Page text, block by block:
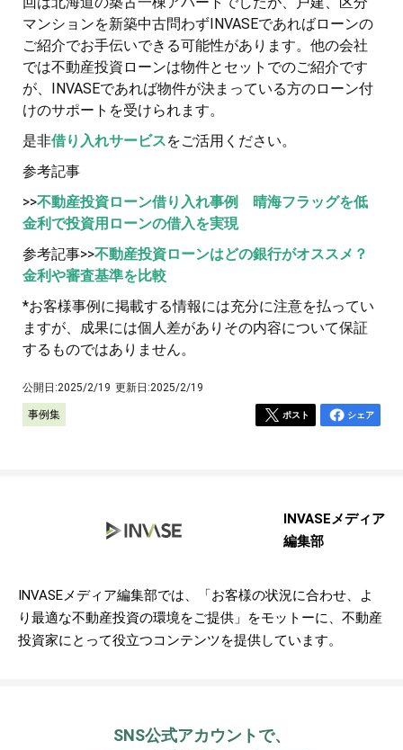
マンションを新築中古問わずINVASEであればローンの
ご紹介でお手伝いできる可能性があります。他の会社
では不動産投資ローンは物件とセットでのご紹介です
が、INVASEであれば物件が決まっている方のローン付
けのサポートを受けられます。
是非借り入れサービスをご活用ください。
参考記事
>>不動産投資ローン借り入れ事例 晴海フラッグを低
金利で投資用ローンの借入を実現
参考記事>>不動産投資ローンはどの銀行がオススメ？
金利や審査基準を比較
*お客様事例に掲載する情報には充分に注意を払ってい
ますが、成果には個人差がありその内容について保証
するものではありません。
公開日:2025/2/19 更新日:2025/2/19
事例集 ポスト シェア
INVASEメディア
編集部
INVASEメディア編集部では、「お客様の状況に合わせ、よ
り最適な不動産投資の環境をご提供」をモットーに、不動産
投資家にとって役立つコンテンツを提供しています。
SNS公式アカウントで、